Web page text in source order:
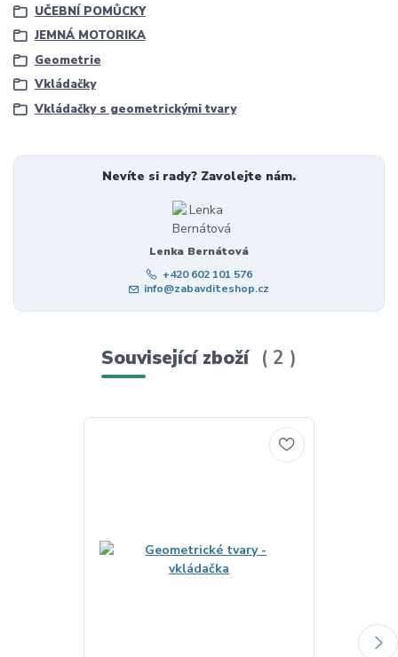
UČEBNÍ POMŮCKY
JEMNÁ MOTORIKA
Geometrie
Vkládačky
Vkládačky s geometrickými tvary
Nevíte si rady? Zavolejte nám.
Lenka Bernátová
+420 602 101 576
info@zabavditeshop.cz
Související zboží 2